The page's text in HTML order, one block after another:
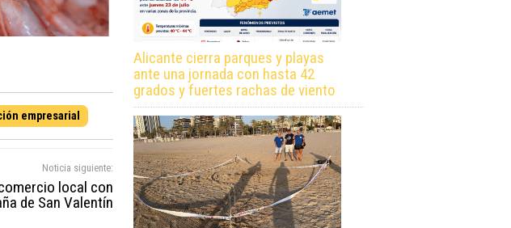
empresarial
Noticia siguiente:
local con
de San Valentín
Alicante cierra parques y playas
ante una jornada con hasta 42
grados y fuertes rachas de viento